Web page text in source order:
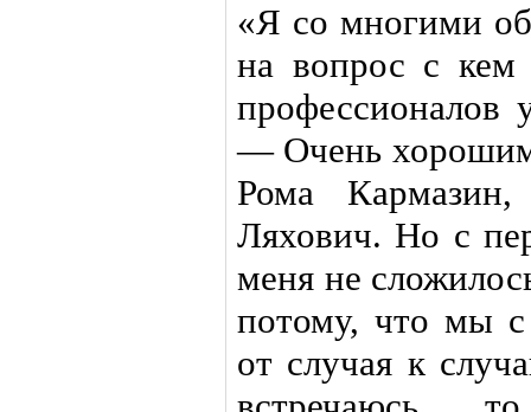
«Я со многими
на вопрос с кем
профессионалов
— Очень
Рома
Ляхович. Но с
меня не
потому, что мы с
от случая к